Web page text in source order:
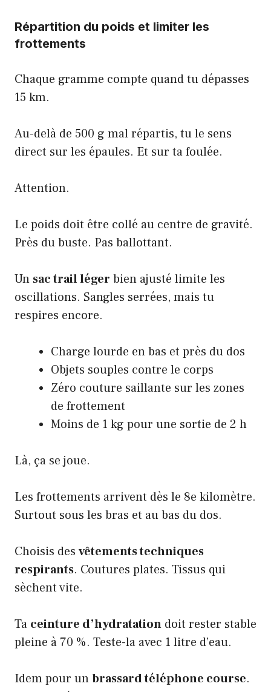
Répartition du poids et limiter les
frottements
Chaque gramme compte quand tu dépasses
15 km.
Au-delà de 500 g mal répartis, tu le sens
direct sur les épaules. Et sur ta foulée.
Attention.
Le poids doit être collé au centre de gravité.
Près du buste. Pas ballottant.
Un sac trail léger bien ajusté limite les
oscillations. Sangles serrées, mais tu
respires encore.
Charge lourde en bas et près du dos
Objets souples contre le corps
Zéro couture saillante sur les zones
de frottement
Moins de 1 kg pour une sortie de 2 h
Là, ça se joue.
Les frottements arrivent dès le 8e kilomètre.
Surtout sous les bras et au bas du dos.
Choisis des vêtements techniques
respirants. Coutures plates. Tissus qui
sèchent vite.
Ta ceinture d’hydratation doit rester stable
pleine à 70 %. Teste-la avec 1 litre d’eau.
Idem pour unbrassard téléphone course.